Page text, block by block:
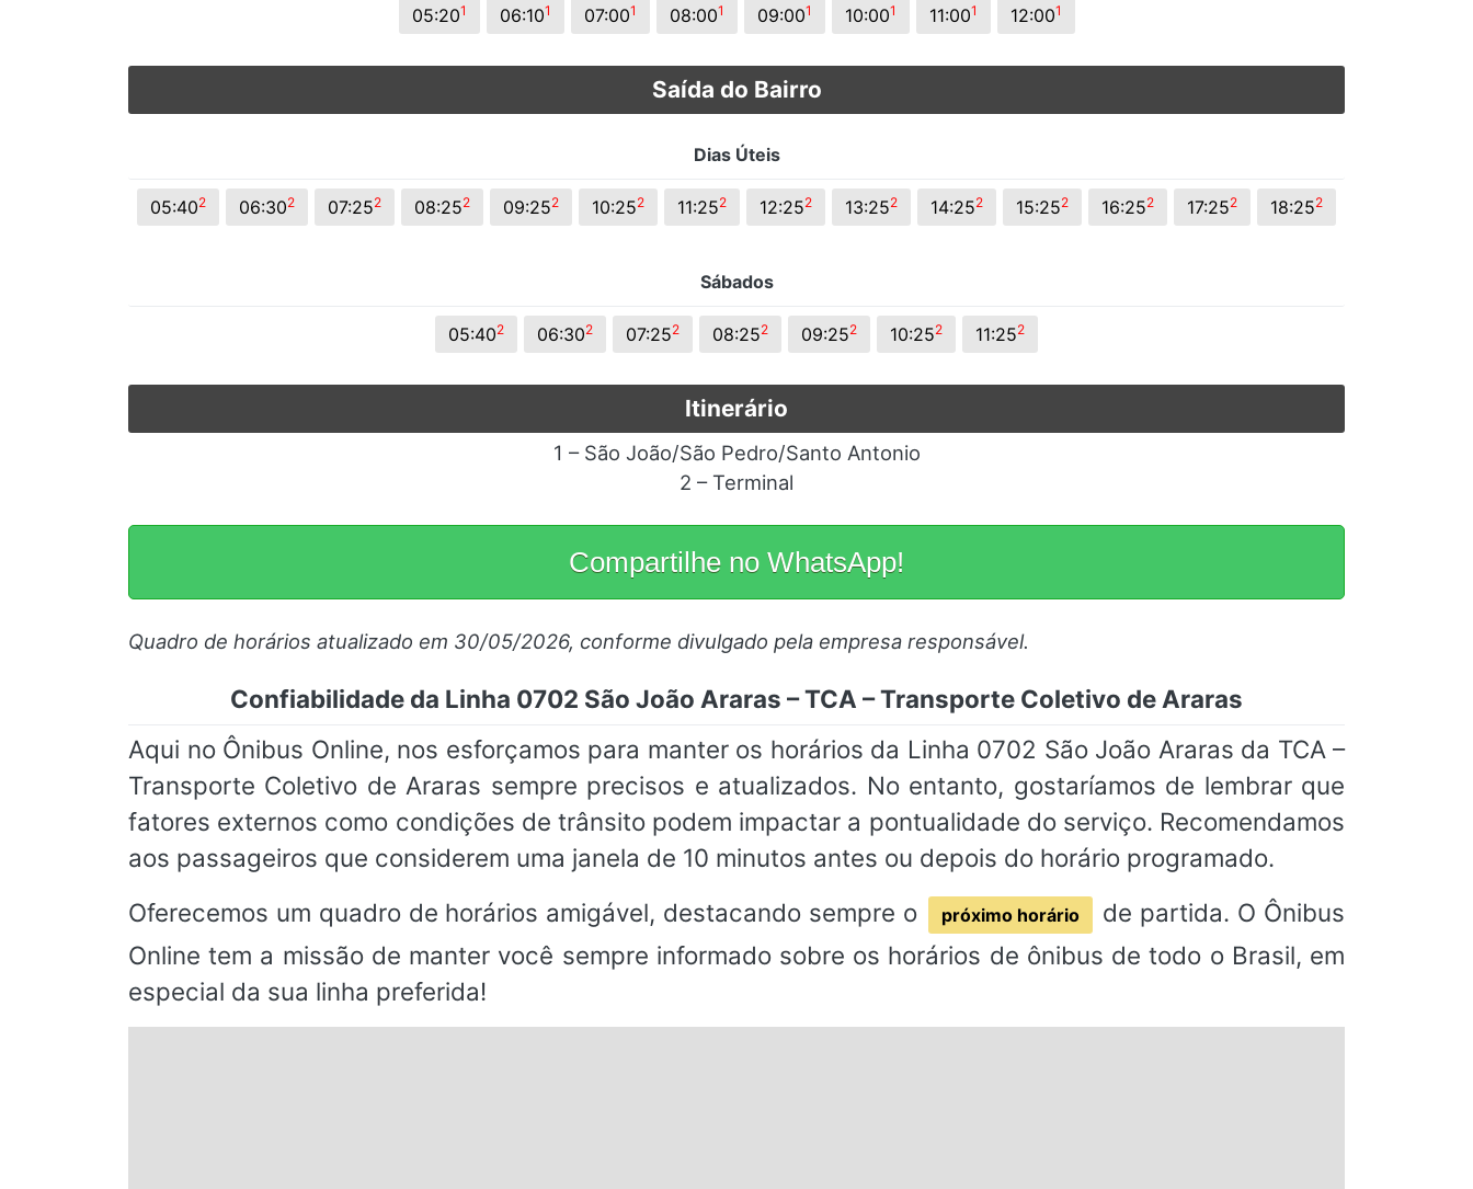
05:201 06:101 07:001 08:001 09:001 10:001 11:001 12:001
Saída do Bairro
Dias Úteis
05:402 06:302 07:252 08:252 09:252 10:252 11:252 12:252 13:252 14:252 15:252 16:252 17:252 18:252
Sábados
05:402 06:302 07:252 08:252 09:252 10:252 11:252
Itinerário
1 – São João/São Pedro/Santo Antonio
2 – Terminal
Compartilhe no WhatsApp!
Quadro de horários atualizado em 30/05/2026, conforme divulgado pela empresa responsável.
Confiabilidade da Linha 0702 São João Araras – TCA – Transporte Coletivo de Araras
Aqui no Ônibus Online, nos esforçamos para manter os horários da Linha 0702 São João Araras da TCA –
Transporte Coletivo de Araras sempre precisos e atualizados. No entanto, gostaríamos de lembrar que
fatores externos como condições de trânsito podem impactar a pontualidade do serviço. Recomendamos
aos passageiros que considerem uma janela de 10 minutos antes ou depois do horário programado.
Oferecemos um quadro de horários amigável, destacando sempre o
próximo horário
de partida. O Ônibus
Online tem a missão de manter você sempre informado sobre os horários de ônibus de todo o Brasil, em
especial da sua linha preferida!